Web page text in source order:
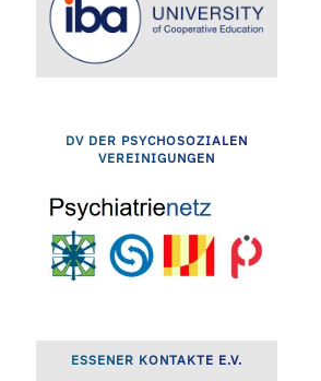
DV DER PSYCHOSOZIALEN
VEREINIGUNGEN
ESSENER KONTAKTE E.V.